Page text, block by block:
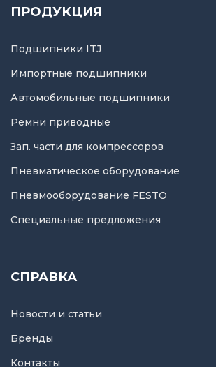
ПРОДУКЦИЯ
Подшипники ITJ
Импортные подшипники
Автомобильные подшипники
Ремни приводные
Зап. части для компрессоров
Пневматическое оборудование
Пневмооборудование FESTO
Специальные предложения
СПРАВКА
Новости и статьи
Бренды
Контакты